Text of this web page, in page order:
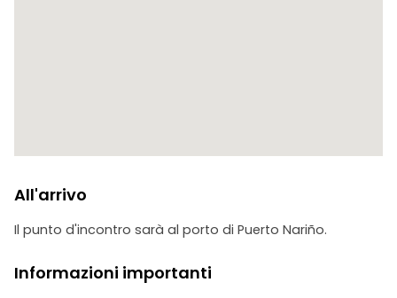
All'arrivo
Il punto d'incontro sarà al porto di Puerto Nariño.
Informazioni importanti